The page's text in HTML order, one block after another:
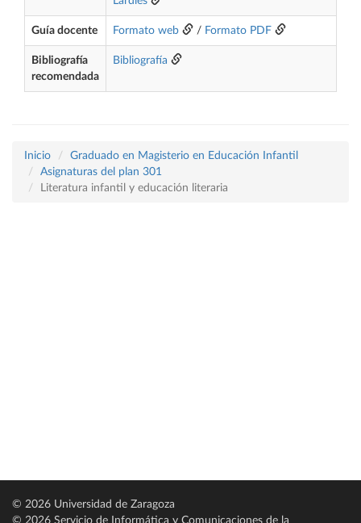
Guía docente Formato web / Formato PDF
Bibliografía
recomendada
Bibliografía
Inicio
Graduado en Magisterio en Educación Infantil
Asignaturas del plan 301
Literatura infantil y educación literaria
© 2026 Universidad de Zaragoza
© 2026 Servicio de Informática y Comunicaciones de la